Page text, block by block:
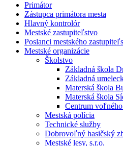
Primátor
Zástupca primátora mesta
Hlavný kontrolór
Mestské zastupiteľstvo
Poslanci mestského
Mestské organizácie
Školstvo
Základná škola
Základná
Materská škola
Materská škola
Centrum voľného
Mestská polícia
Technické služby
Dobrovoľný hasičský
Mestské lesy, s.r.o.